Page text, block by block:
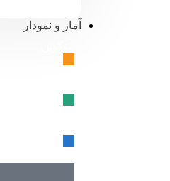
آمار و نمودار